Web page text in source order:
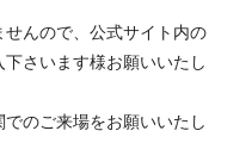
んので、公式サイト内の
さいます様お願いいたし
のご来場をお願いいたし